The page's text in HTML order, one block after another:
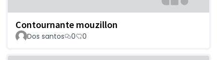
Contournante mouzillon
Dos santos 0 0